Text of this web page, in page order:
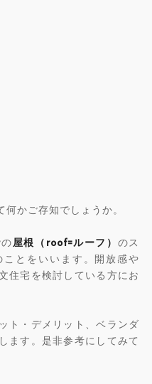
何かご存知でしょうか。
屋根（roof=ルーフ） のス
とをいいます。開放感や
住宅を検討している方にお
ト・デメリット、ベランダ
ます。是非参考にしてみて